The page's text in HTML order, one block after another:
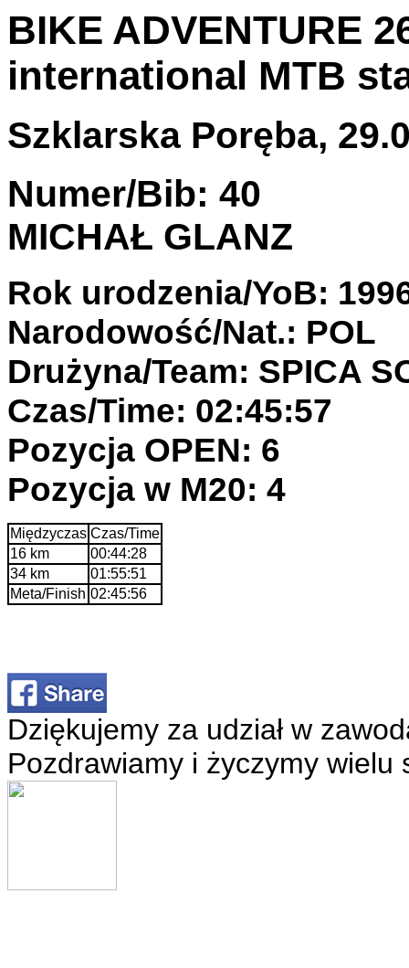
BIKE ADVENTURE
international MTB
Szklarska Poręba,
Numer/Bib: 40
MICHAŁ GLANZ
Rok urodzenia/YoB:
Narodowość/Nat.: POL
Drużyna/Team: SPICA
Czas/Time: 02:45:57
Pozycja OPEN: 6
Pozycja w M20: 4
Międzyczas Czas/Time
16 km
00:44:28
34 km
01:55:51
Meta/Finish 02:45:56
Dziękujemy za udział w
Pozdrawiamy i życzymy wielu